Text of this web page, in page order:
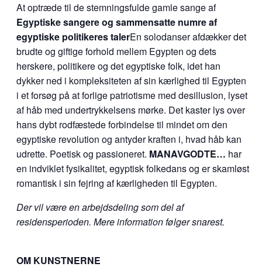
At optræde til de stemningsfulde gamle sange af
Egyptiske sangere og sammensatte numre af
egyptiske politikeres talerEn solodanser afdækker det
brudte og giftige forhold mellem Egypten og dets
herskere, politikere og det egyptiske folk, idet han
dykker ned i kompleksiteten af sin kærlighed til Egypten
i et forsøg på at forlige patriotisme med desillusion, lyset
af håb med undertrykkelsens mørke. Det kaster lys over
hans dybt rodfæstede forbindelse til mindet om den
egyptiske revolution og antyder kraften i, hvad håb kan
udrette. Poetisk og passioneret. MANAVGODTE… har
en indviklet fysikalitet, egyptisk folkedans og er skamløst
romantisk i sin fejring af kærligheden til Egypten.
Der vil være en arbejdsdeling som del af
residensperioden. Mere information følger snarest.
OM KUNSTNERNE